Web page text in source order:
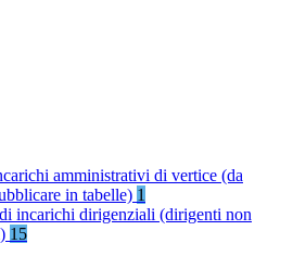
amministrativi di vertice (da
in tabelle) 1
incarichi dirigenziali (dirigenti non
15